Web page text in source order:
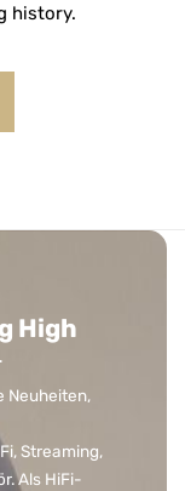
history.
High
Neuheiten,
Streaming,
Als HiFi-